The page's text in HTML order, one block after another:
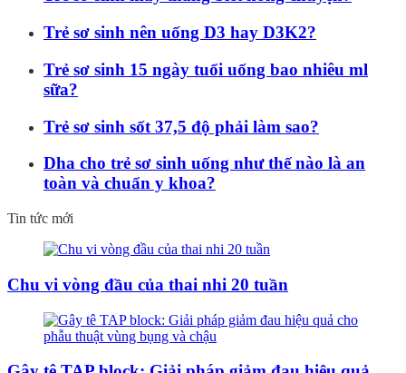
Trẻ sơ sinh nên uống D3 hay D3K2?
Trẻ sơ sinh 15 ngày tuổi uống bao nhiêu ml
sữa?
Trẻ sơ sinh sốt 37,5 độ phải làm sao?
Dha cho trẻ sơ sinh uống như thế nào là an
toàn và chuẩn y khoa?
Tin tức mới
Chu vi vòng đầu của thai nhi 20 tuần